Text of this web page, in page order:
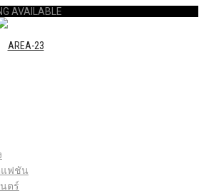
AVAILABLE
ฟชัน
ตร์